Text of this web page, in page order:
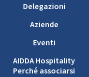
Delegazioni
Aziende
Eventi
AIDDA Hospitality
Perché associarsi